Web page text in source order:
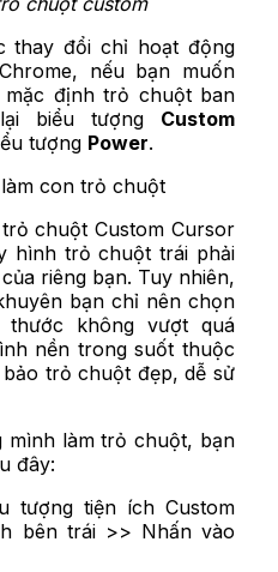
thay đổi chỉ hoạt động
nếu bạn muốn
định trỏ chuột ban
biểu tượng Custom
tượng Power.
con trỏ chuột
chuột Custom Cursor
hình trỏ chuột trái phải
riêng bạn. Tuy nhiên,
bạn chỉ nên chọn
không vượt quá
nền trong suốt thuộc
trỏ chuột đẹp, dễ sử
làm trỏ chuột, bạn
đây:
tượng tiện ích Custom
bên trái >> Nhấn vào